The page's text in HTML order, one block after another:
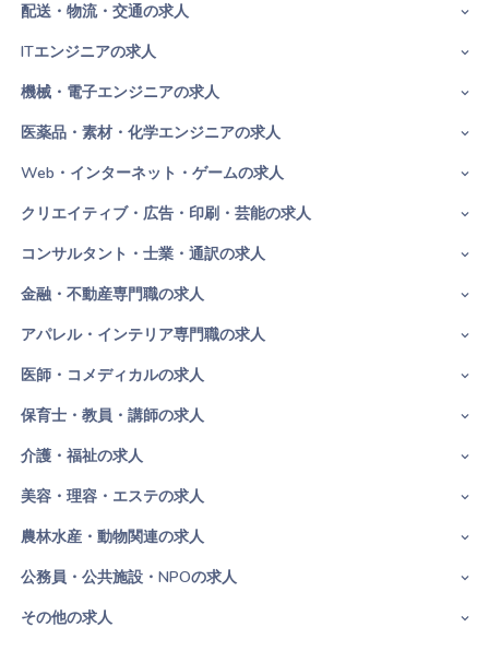
配送・物流・交通の求人
ITエンジニアの求人
機械・電子エンジニアの求人
医薬品・素材・化学エンジニアの求人
Web・インターネット・ゲームの求人
クリエイティブ・広告・印刷・芸能の求人
コンサルタント・士業・通訳の求人
金融・不動産専門職の求人
アパレル・インテリア専門職の求人
医師・コメディカルの求人
保育士・教員・講師の求人
介護・福祉の求人
美容・理容・エステの求人
農林水産・動物関連の求人
公務員・公共施設・NPOの求人
その他の求人